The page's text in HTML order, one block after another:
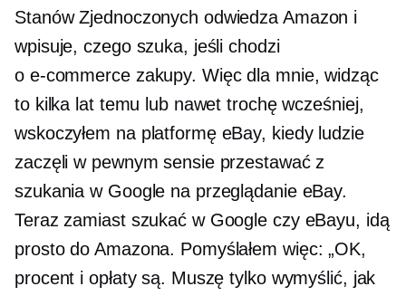
Stanów Zjednoczonych odwiedza Amazon i
wpisuje, czego szuka, jeśli chodzi
o e-commercezakupy. Więc dla mnie, widząc
to kilka lat temu lub nawet trochę wcześniej,
wskoczyłem na platformę eBay, kiedy ludzie
zaczęli w pewnym sensie przestawać z
szukania w Google na przeglądanie eBay.
Teraz zamiast szukać w Google czy eBayu, idą
prosto do Amazona. Pomyślałem więc: „OK,
procent i opłaty są. Muszę tylko wymyślić, jak